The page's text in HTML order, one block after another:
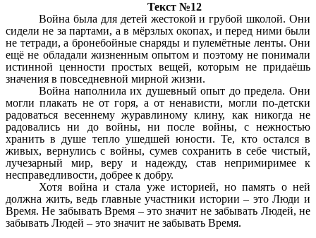
Текст №12
Война была для детей жестокой и грубой школой. Они
сидели не за партами, а в мёрзлых окопах, и перед ними были
не тетради, а бронебойные снаряды и пулемётные ленты. Они
ещё не обладали жизненным опытом и поэтому не понимали
истинной ценности простых вещей, которым не придаёшь
значения в повседневной мирной жизни.
Война наполнила их душевный опыт до предела. Они
могли плакать не от горя, а от ненависти, могли по-детски
радоваться весеннему журавлиному клину, как никогда не
радовались ни до войны, ни после войны, с нежностью
хранить в душе тепло ушедшей юности. Те, кто остался в
живых, вернулись с войны, сумев сохранить в себе чистый,
лучезарный мир, веру и надежду, став непримиримее к
несправедливости, добрее к добру.
Хотя война и стала уже историей, но память о ней
должна жить, ведь главные участники истории – это Люди и
Время. Не забывать Время – это значит не забывать Людей, не
забывать Людей – это значит не забывать Время.